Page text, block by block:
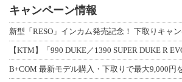
キャンペーン情報
【KTM】「990 DUKE／1390 SUPER DUKE R